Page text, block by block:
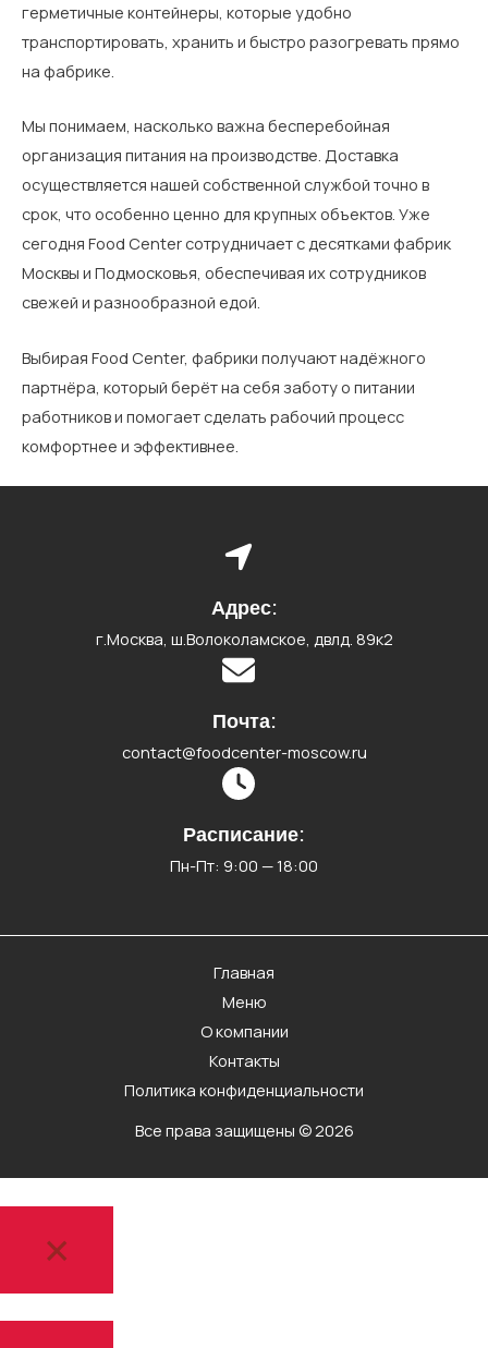
герметичные контейнеры, которые удобно
транспортировать, хранить и быстро разогревать прямо
на фабрике.
Мы понимаем, насколько важна бесперебойная
организация питания на производстве. Доставка
осуществляется нашей собственной службой точно в
срок, что особенно ценно для крупных объектов. Уже
сегодня Food Center сотрудничает с десятками фабрик
Москвы и Подмосковья, обеспечивая их сотрудников
свежей и разнообразной едой.
Выбирая Food Center, фабрики получают надёжного
партнёра, который берёт на себя заботу о питании
работников и помогает сделать рабочий процесс
комфортнее и эффективнее.
Адрес:
г.Москва, ш.Волоколамское, двлд. 89к2
Почта:
contact@foodcenter-moscow.ru
Расписание:
Пн-Пт: 9:00 — 18:00
Главная
Меню
О компании
Контакты
Политика конфиденциальности
Все права защищены © 2026
×